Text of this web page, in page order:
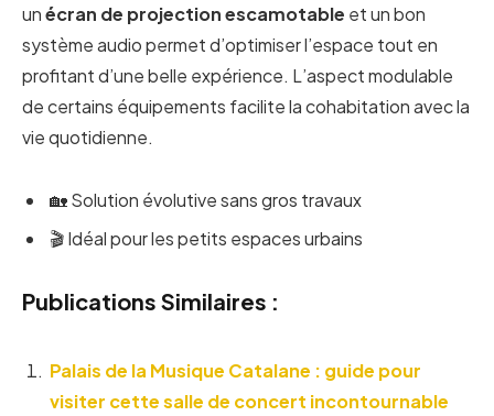
unécran de projection escamotable et un bon
système audio permet d’optimiser l’espace tout en
profitant d’une belle expérience. L’aspect modulable
de certains équipements facilite la cohabitation avec la
vie quotidienne.
🏡 Solution évolutive sans gros travaux
🎬 Idéal pour les petits espaces urbains
Publications Similaires :
Palais de la Musique Catalane : guide pour
visiter cette salle de concert incontournable